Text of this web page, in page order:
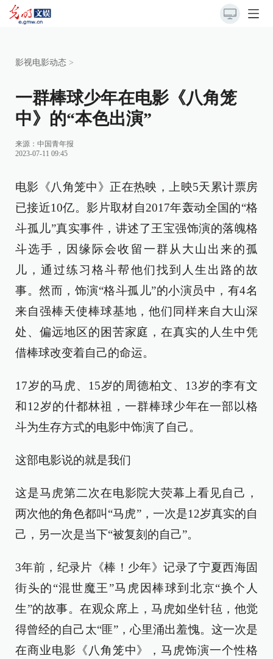
影视电影动态 >
一群棒球少年在电影《八角笼
中》的“本色出演”
来源： 中国青年报
2023-07-11 09:45
电影《八角笼中》正在热映，上映5天累计票房
已接近10亿。影片取材自2017年轰动全国的“格
斗孤儿”真实事件，讲述了王宝强饰演的落魄格
斗选手，因缘际会收留一群从大山出来的孤
儿，通过练习格斗帮他们找到人生出路的故
事。然而，饰演“格斗孤儿”的小演员中，有4名
来自强棒天使棒球基地，他们同样来自大山深
处、偏远地区的困苦家庭，在真实的人生中凭
借棒球改变着自己的命运。
17岁的马虎、15岁的周德柏文、13岁的李有文
和12岁的什都林祖，一群棒球少年在一部以格
斗为生存方式的电影中饰演了自己。
这部电影说的就是我们
这是马虎第二次在电影院大荧幕上看见自己，
两次他的角色都叫“马虎”，一次是12岁真实的自
己，另一次是当下“被复刻的自己”。
3年前，纪录片《棒！少年》记录了宁夏西海固
街头的“混世魔王”马虎因棒球到北京“换个人
生”的故事。在观众席上，马虎如坐针毡，他觉
得曾经的自己太“匪”，心里涌出羞愧。这一次是
在商业电影《八角笼中》，马虎饰演一个性格